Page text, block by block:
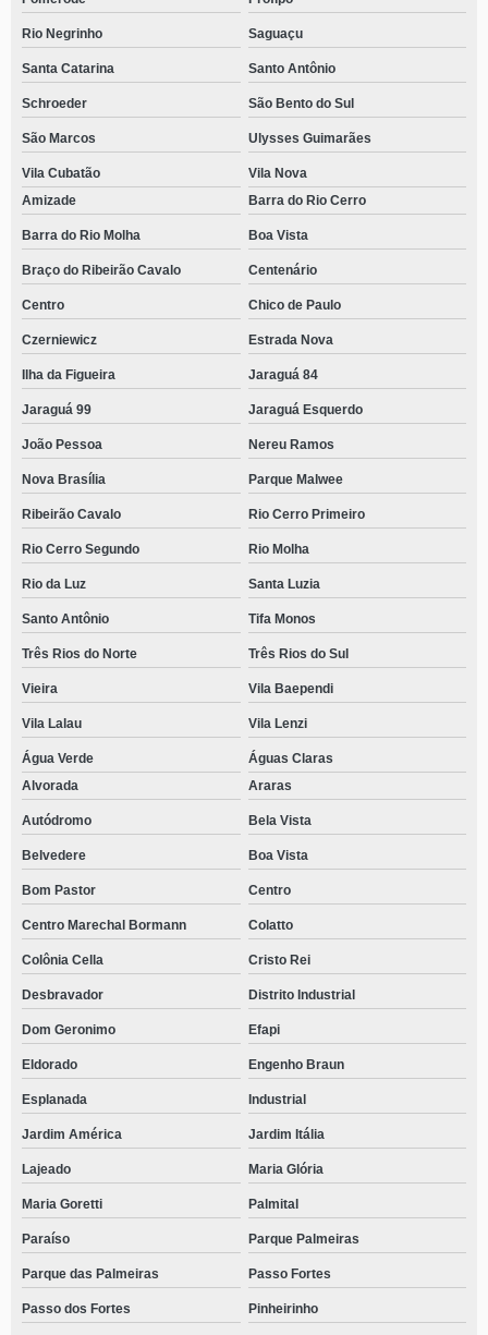
Rio Negrinho Saguaçu
Santa Catarina Santo Antônio
Schroeder São Bento do Sul
São Marcos Ulysses Guimarães
Vila Cubatão
Vila Nova
Amizade
Barra do Rio Cerro
Barra do Rio Molha Boa Vista
Braço do Ribeirão Cavalo Centenário
Centro Chico de Paulo
Czerniewicz Estrada Nova
Ilha da Figueira Jaraguá 84
Jaraguá 99 Jaraguá Esquerdo
João Pessoa Nereu Ramos
Nova Brasília Parque Malwee
Ribeirão Cavalo Rio Cerro Primeiro
Rio Cerro Segundo Rio Molha
Rio da Luz Santa Luzia
Santo Antônio Tifa Monos
Três Rios do Norte Três Rios do Sul
Vieira Vila Baependi
Vila Lalau Vila Lenzi
Água Verde
Águas Claras
Alvorada
Araras
Autódromo Bela Vista
Belvedere Boa Vista
Bom Pastor Centro
Centro Marechal Bormann Colatto
Colônia Cella Cristo Rei
Desbravador Distrito Industrial
Dom Geronimo Efapi
Eldorado Engenho Braun
Esplanada Industrial
Jardim América Jardim Itália
Lajeado Maria Glória
Maria Goretti Palmital
Paraíso Parque Palmeiras
Parque das Palmeiras Passo Fortes
Passo dos Fortes Pinheirinho